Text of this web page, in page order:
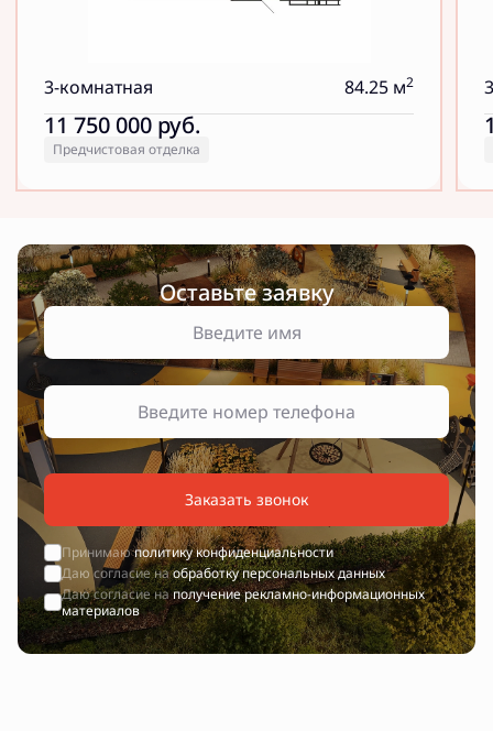
3-комнатная 84.25 м2
11 750 000 руб.
Предчистовая отделка
Оставьте заявку
Заказать звонок
Принимаюполитику конфиденциальности
Даю согласие наобработку персональных данных
Даю согласие наполучение рекламно-информационных
материалов